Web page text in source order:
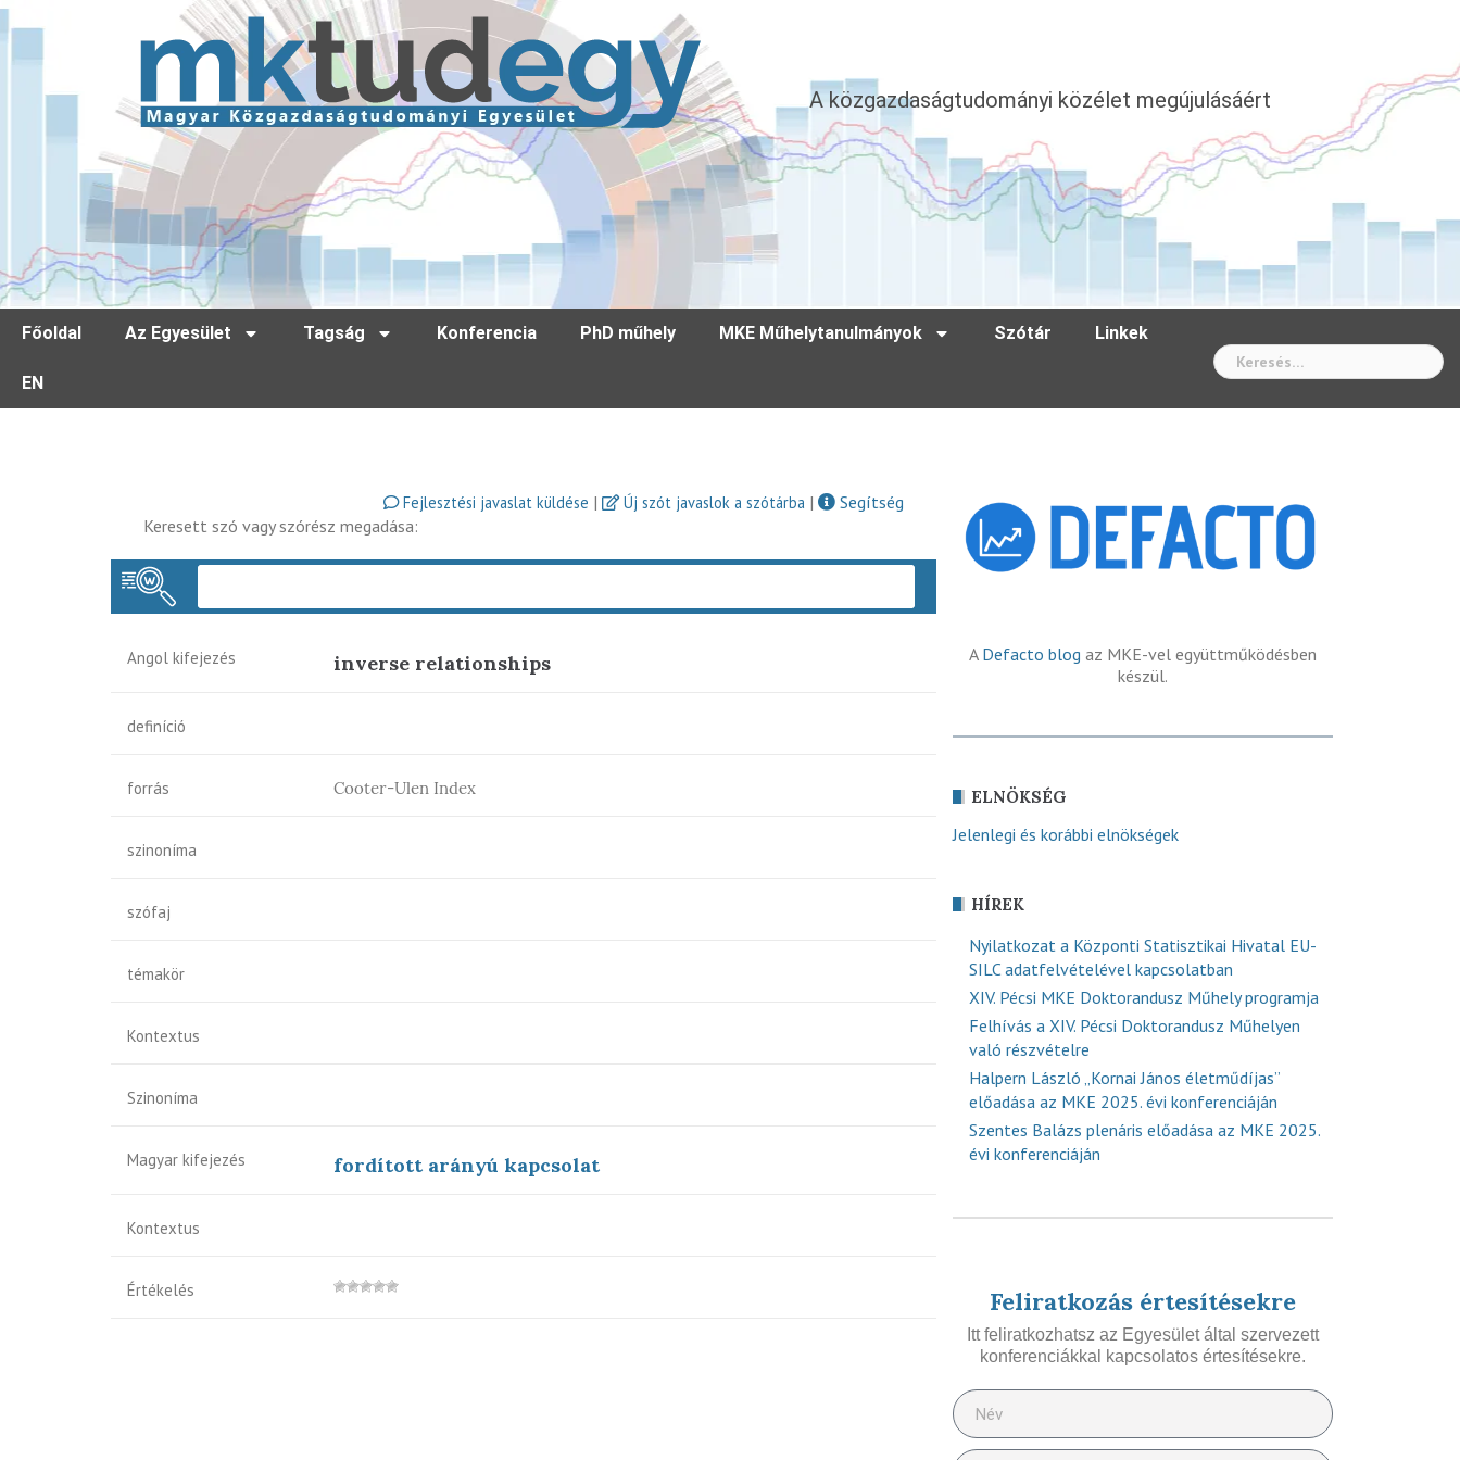
A közgazdaságtudományi közélet megújulásáért
Főoldal Az Egyesület Tagság Konferencia PhD műhely MKE Műhelytanulmányok Szótár Linkek
EN
Fejlesztési javaslat küldése | Új szót javaslok a szótárba |
Segítség
Keresett szó vagy szórész megadása:
Angol kifejezés inverse relationships
definíció
forrás Cooter-Ulen Index
szinoníma
szófaj
témakör
Kontextus
Szinoníma
Magyar kifejezés fordított arányú kapcsolat
Kontextus
Értékelés
A Defacto blog az MKE-vel együttműködésben
készül.
ELNÖKSÉG
Jelenlegi és korábbi elnökségek
HÍREK
Nyilatkozat a Központi Statisztikai Hivatal EU-
SILC adatfelvételével kapcsolatban
XIV. Pécsi MKE Doktorandusz Műhely programja
Felhívás a XIV. Pécsi Doktorandusz Műhelyen
való részvételre
Halpern László „Kornai János életműdíjas”
előadása az MKE 2025. évi konferenciáján
Szentes Balázs plenáris előadása az MKE 2025.
évi konferenciáján
Feliratkozás értesítésekre
Itt feliratkozhatsz az Egyesület által szervezett
konferenciákkal kapcsolatos értesítésekre.